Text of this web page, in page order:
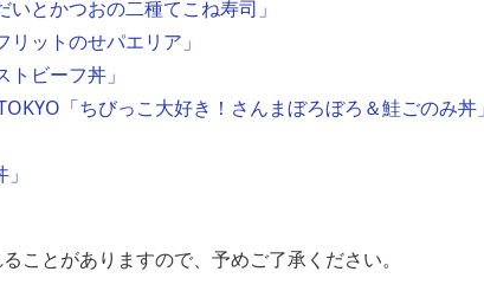
とかつおの二種てこね寿司」
ットのせパエリア」
ビーフ丼」
「ちびっこ大好き！さんまぼろぼろ＆鮭ごのみ丼」
ことがありますので、予めご了承ください。